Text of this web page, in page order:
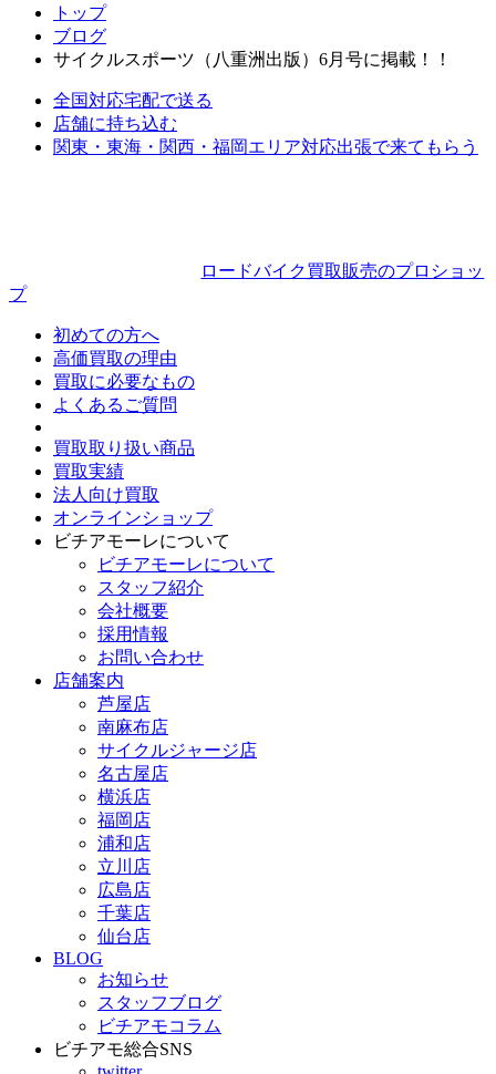
トップ
ブログ
サイクルスポーツ（八重洲出版）6月号に掲載！！
全国対応宅配で送る
店舗に持ち込む
関東・東海・関西・福岡エリア対応出張で来てもらう
ロードバイク買取販売のプロショッ
プ
初めての方へ
高価買取の理由
買取に必要なもの
よくあるご質問
買取取り扱い商品
買取実績
法人向け買取
オンラインショップ
ビチアモーレについて
ビチアモーレについて
スタッフ紹介
会社概要
採用情報
お問い合わせ
店舗案内
芦屋店
南麻布店
サイクルジャージ店
名古屋店
横浜店
福岡店
浦和店
立川店
広島店
千葉店
仙台店
BLOG
お知らせ
スタッフブログ
ビチアモコラム
ビチアモ総合SNS